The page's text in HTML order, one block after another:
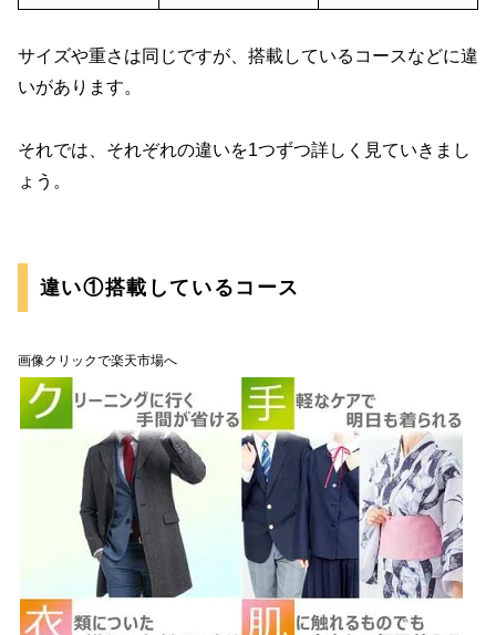
サイズや重さは同じですが、搭載しているコースなどに違
いがあります。
それでは、それぞれの違いを1つずつ詳しく見ていきまし
ょう。
違い①搭載しているコース
画像クリックで楽天市場へ